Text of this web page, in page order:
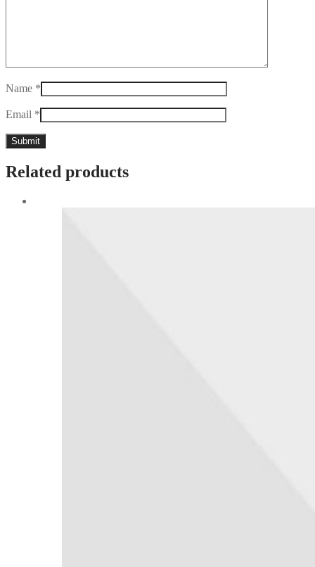
Name *
Email *
Related products